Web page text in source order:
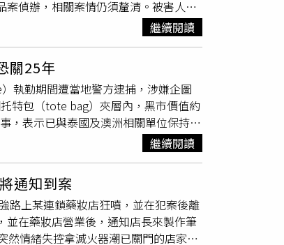
對，最終確認死者就是失蹤的蘇卡妮
，也正擴大調閱周邊監視器，希望完
因。蘇卡妮雅的家屬始終不相信她會選
相當負責任的母親，不可能無故拋下
2萬4000名追蹤者，驟逝消息曝光
是妳，一路好走」、「看到新聞真的
生命，到底發生了什麼事？」希望警
1925｜張老師專線：1980CTWANT
在蘇卡妮雅塔維喬坎蒙衣物中發現白色
偵辦，相關案情仍須釐清。被害人透
手機遭取走又被囚禁，警方獲報後到
15日中午12時許在房東同意下破門，發
器1支、煙彈3個、瓶裝依託咪酯1瓶、
案依強盜、恐嚇、妨害自由、傷害、
繼續閱讀
關25年
執勤期間遭當地警方逮捕，涉嫌企圖
特包（tote bag）夾層內，黑市價值約
，表示已與泰國及澳洲相關單位保持密
根據《路透社》（Reuters）報導，澳
場（Melbourne Airport）執勤，入境時
異常，拆開檢查後查獲超過1公斤
警方隨後依涉嫌「輸入商業數量邊境
處25年有期徒刑。她已於6月26日遭
再次出庭，案件目前仍由澳洲司法機
，已立即與泰國及澳洲相關政府機關保
繼續閱讀
通知到案
路上某連鎖藥妝店狂噴，並在犯案後離
在藥妝店營業後，通知店長來製作筆
情緒失控拿滅火器潮已關門的店家狂